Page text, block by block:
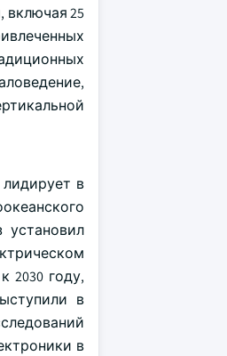
включая 25
в
установил
2030 году,
в
в